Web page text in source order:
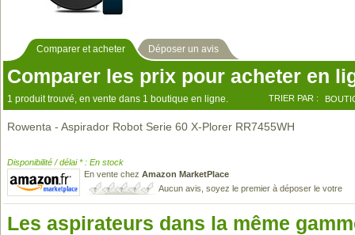
Comparer et acheter Déposer un avis
Comparer les prix pour acheter en
1 produit trouvé, en vente dans 1 boutique en ligne. TRIER PAR :
Rowenta - Aspirador Robot Serie 60 X-Plorer RR7455WH
Disponibilité / délai * : En stock
En vente chez Amazon MarketPlace
Aucun avis, soyez le premier à déposer le votre
Les aspirateurs dans la même